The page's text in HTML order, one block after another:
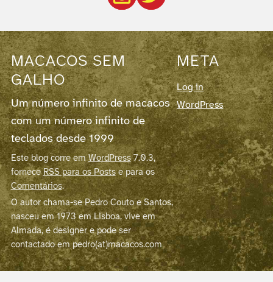
MACACOS SEM
GALHO
Um número infinito de macacos
com um número infinito de
teclados desde 1999
Este blog corre emWordPress7.0.3,
forneceRSS para os Postse para os
Comentários.
O autor chama-se Pedro Couto e Santos,
nasceu em 1973 em Lisboa, vive em
Almada, é designer e pode ser
contactado em pedro(at)macacos.com
META
Log in
WordPress